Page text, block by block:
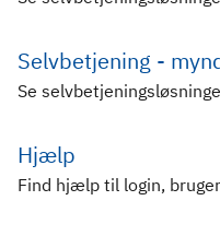
Selvbetjening -
Se
Hjælp
Find hjælp til login,